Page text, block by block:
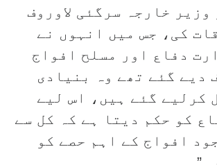
خارجہ سرگئی لاوروف
کی، جس میں انہوں نے
دفاع اور مسلح افواج
دیے گئے تھے وہ بنیادی
کرلیے گئے ہیں، اس لیے
کو حکم دیتا ہے کہ کل سے
افواج کے اہم حصے کو